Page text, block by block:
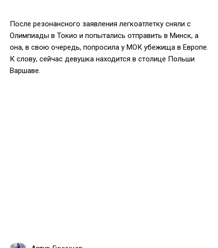
После резонансного заявления легкоатлетку сняли с
Олимпиады в Токио и попытались отправить в Минск, а
она, в свою очередь, попросила у МОК убежища в Европе.
К слову, сейчас девушка находится в столице Польши
Варшаве.